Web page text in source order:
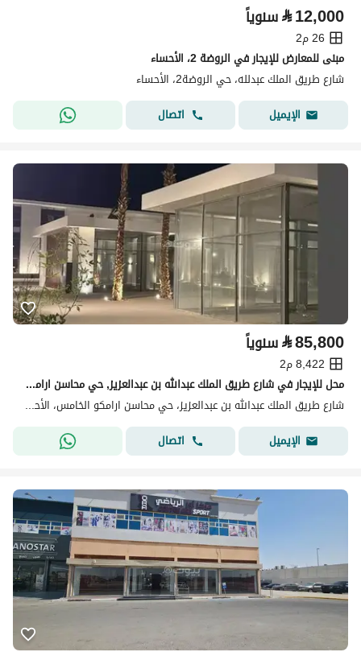
⃁12,000 سنوياً
26 م2
مبنى للمعارض للإيجار في الروضة 2، الأحساء
شارع طريق الملك عبدلله، حي الروضة2، الأحساء
الإيميل
اتصال
⃁85,800 سنوياً
8,422 م2
محل للإيجار في شارع طريق الملك عبدالله بن عبدالعزيز, حي محاسن ارامكو الخامس, مدينة الاحساء
شارع طريق الملك عبدالله بن عبدالعزيز، حي محاسن ارامكو الخامس، الأحساء
الإيميل
اتصال